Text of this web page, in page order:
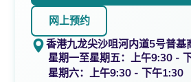
网上预约
香港九龙尖沙咀河内道5号普基
星期一至星期五：上午9:30 -
星期六：上午9:30 - 下午1:30